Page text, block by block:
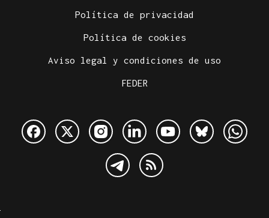
Política de privacidad
Política de cookies
Aviso legal y condiciones de uso
FEDER